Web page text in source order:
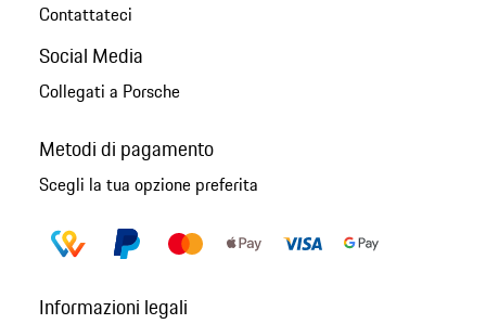
Contattateci
Social Media
Collegati a Porsche
Metodi di pagamento
Scegli la tua opzione preferita
Informazioni legali